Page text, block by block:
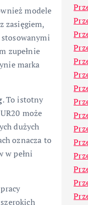
modele
zasięgiem,
zupełnie
marka
. To istotny
może
dużych
oznacza to
w pełni